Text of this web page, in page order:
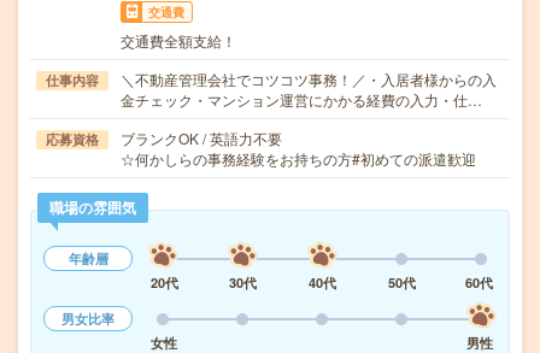
交通費
交通費全額支給！
仕事内容
＼不動産管理会社でコツコツ事務！／・入居者様からの入
金チェック・マンション運営にかかる経費の入力・仕…
応募資格
ブランクOK / 英語力不要
☆何かしらの事務経験をお持ちの方#初めての派遣歓迎
職場の雰囲気
年齢層
20代
30代 40代 50代
60代
男女比率
女性
男性